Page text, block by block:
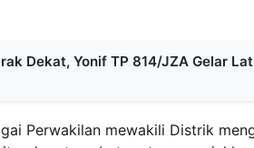
Dekat, Yonif TP 814/JZA Gelar
Perwakilan mewakili Distrik